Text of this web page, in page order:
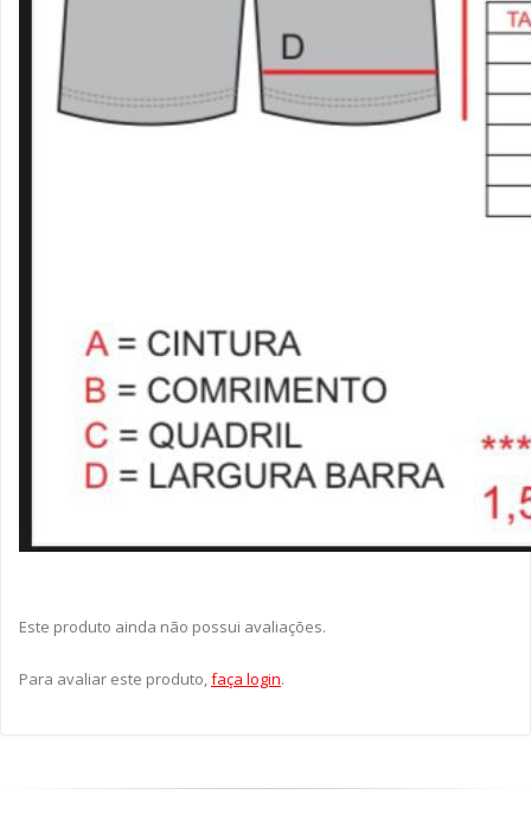
Este produto ainda não possui avaliações.
Para avaliar este produto, faça login.